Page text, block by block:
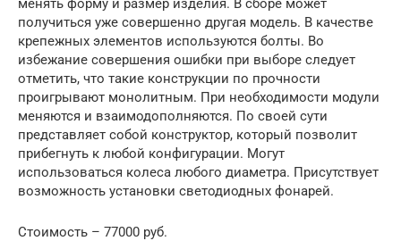
получиться уже совершенно другая модель. В качестве
крепежных элементов используются болты. Во
избежание совершения ошибки при выборе следует
отметить, что такие конструкции по прочности
проигрывают монолитным. При необходимости модули
меняются и взаимодополняются. По своей сути
представляет собой конструктор, который позволит
прибегнуть к любой конфигурации. Могут
использоваться колеса любого диаметра. Присутствует
возможность установки светодиодных фонарей.
Стоимость – 77000 руб.